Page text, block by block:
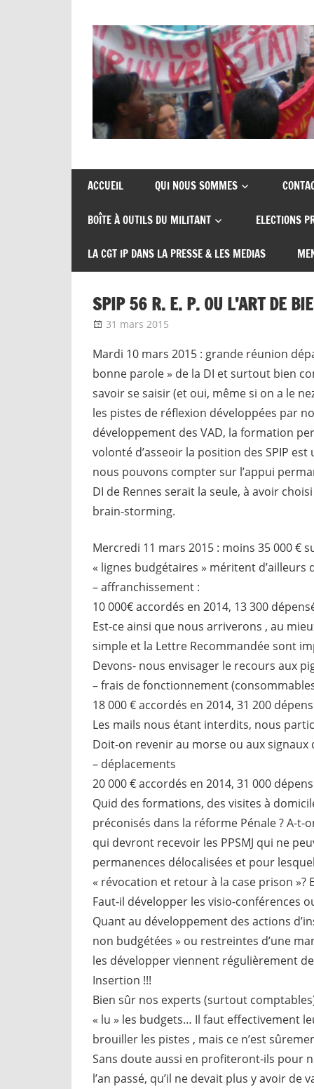
content
CGT
insertion
probation
de
syndicats
insertion
ACCUEIL QUI NOUS SOMMES
BOÎTE À OUTILS DU MILITANT ELECTIONS
LA CGT IP DANS LA PRESSE & LES MEDIAS
SPIP 56 R. E. P. OU L’ART DE
31 mars 2015
Mardi 10 mars 2015 : grande réunion
bonne parole » de la DI et surtout bien
savoir se saisir (et oui, même si on a le
les pistes de réflexion développées par
développement des VAD, la formation
volonté d’asseoir la position des SPIP
nous pouvons compter sur l’appui
DI de Rennes serait la seule, à avoir
brain-storming.
Mercredi 11 mars 2015 : moins 35 000 €
« lignes budgétaires » méritent d’ailleurs
– affranchissement :
10 000€ accordés en 2014, 13 300
Est-ce ainsi que nous arriverons , au
simple et la Lettre Recommandée sont
Devons- nous envisager le recours aux
– frais de fonctionnement
18 000 € accordés en 2014, 31 200
Les mails nous étant interdits, nous
Doit-on revenir au morse ou aux signaux
– déplacements
20 000 € accordés en 2014, 31 000
Quid des formations, des visites à
préconisés dans la réforme Pénale ? A-t-
qui devront recevoir les PPSMJ qui ne
permanences délocalisées et pour
« révocation et retour à la case prison »?
Faut-il développer les visio-conférences
Quant au développement des actions
non budgétées » ou restreintes d’une
les développer viennent régulièrement
Insertion !!!
Bien sûr nos experts (surtout
« lu » les budgets… Il faut effectivement
brouiller les pistes , mais ce n’est
Sans doute aussi en profiteront-ils pour
l’an passé, qu’il ne devait plus y avoir